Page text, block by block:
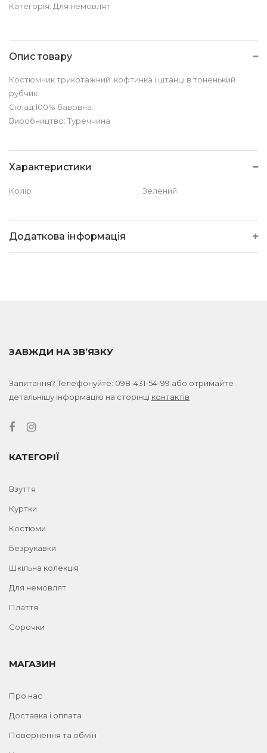
Категорія: Для немовлят
Опис товару
Костюмчик трикотажний: кофтинка і штанці в тоненький
рубчик.
Склад:100% бавовна.
Виробництво: Туреччина
Характеристики
Колір Зелений
Додаткова інформація
ЗАВЖДИ НА ЗВ’ЯЗКУ
Запитання? Телефонуйте: 098-431-54-99 або отримайте
детальнішу інформацію на сторінці контактів
КАТЕГОРІЇ
Взуття
Куртки
Костюми
Безрукавки
Шкільна колекція
Для немовлят
Плаття
Сорочки
МАГАЗИН
Про нас
Доставка і оплата
Повернення та обмін